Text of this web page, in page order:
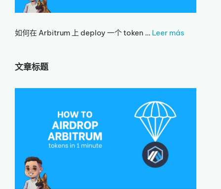
如何在 Arbitrum 上 deploy 一个 token … Leer más
文章标题